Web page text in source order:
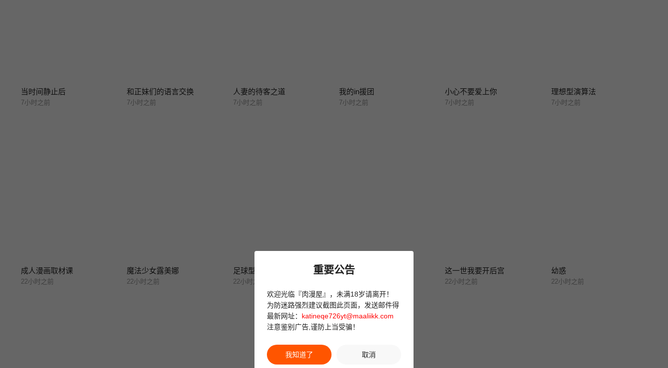
当时间静止后
7小时之前
和正妹们的语言交换
7小时之前
人妻的待客之道
7小时之前
我的in援团
7小时之前
小心不要爱上你
7小时之前
理想型演算法
7小时之前
成人漫画取材课
22小时之前
魔法少女露美娜
22小时之前
足球型男脱单指南
22小时之前
顶加套房的春天 这一世我要开后宫
22小时之前
幼惑
22小时之前
重要公告
欢迎光临『肉漫屋』，未满18岁请离开！
为防迷路强烈建议截图此页面，发送邮件得
最新网址： katineqe726yt@maaliikk.com
注意鉴别广告,谨防上当受骗！
我知道了 取消